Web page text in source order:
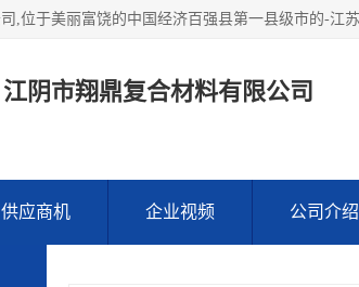
江阴市翔鼎复合材料有限公司
供应商机 企业视频 公司介绍